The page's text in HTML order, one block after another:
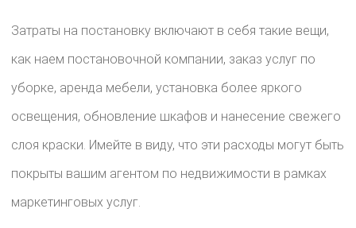
Затраты на постановку включают в себя такие вещи,
как наем постановочной компании, заказ услуг по
уборке, аренда мебели, установка более яркого
освещения, обновление шкафов и нанесение свежего
слоя краски. Имейте в виду, что эти расходы могут быть
покрыты вашим агентом по недвижимости в рамках
маркетинговых услуг.